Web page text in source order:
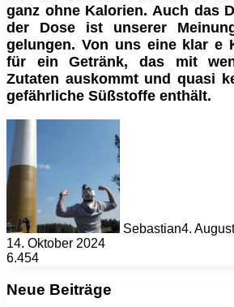
ganz ohne Kalorien. Auch das
der Dose ist unserer
gelungen. Von uns eine klar e
für ein Getränk, das mit
Zutaten auskommt und quasi
gefährliche Süßstoffe enthält.
Sebastian4.
14. Oktober 2024
6.454
Neue Beiträge